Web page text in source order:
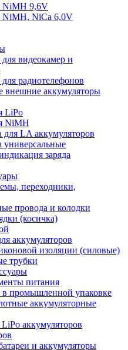
NiMH 9,6V
NiMH, NiCa 6,0V
видеокамер и
радиотелефонов
внешние аккумуляторы
LiPo
NiMH
для LA аккумуляторов
универсальные
заряда
переходники,
провода и колодки
(косичка)
аккумуляторов
изоляции (силовые)
трубки
питания
промышленной упаковке
аккумуляторные
аккумуляторов
и аккумуляторы